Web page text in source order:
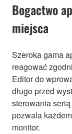
Bogactwo
miejsca
Szeroka gama
reagować
Editor do
długo przed
sterowania
pozwala
monitor.